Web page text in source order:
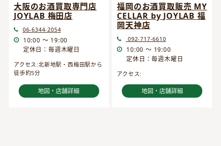
大阪のお酒買取専門店
JOYLAB 梅田店
06-6344-2054
10:00 ～ 19:00
定休日：毎週木曜日
アクセス:北新地駅・西梅田駅から
徒歩約5分
地図・店舗詳細
福岡のお酒買取販売 MY
CELLAR by JOYLAB 福
岡天神店
092-717-6610
10:00 ～ 19:00
定休日：毎週木曜日
アクセス:
地図・店舗詳細